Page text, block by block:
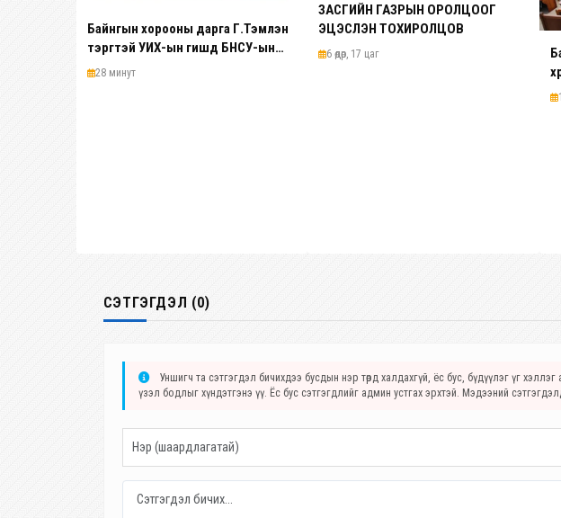
Байнгын хорооны дарга Г.Тэмүүлэн
тэргүүтэй УИХ-ын гишүүд БНСУ-ын
Үндэсний Ассамблейн гишүүдийг
28 минут
ЗАСГИЙН ГАЗРЫН ОРОЛЦООГ
ЭЦЭСЛЭН ТОХИРОЛЦОВ
6 өдөр, 17 цаг
СЭТГЭГДЭЛ (0)
Уншигч та сэтгэгдэл бичихдээ бусдын нэр төрд халдахгүй, ёс бус, бүдүүлэг үг хэллэг
үзэл бодлыг хүндэтгэнэ үү. Ёс бус сэтгэгдлийг админ устгах эрхтэй. Мэдээний